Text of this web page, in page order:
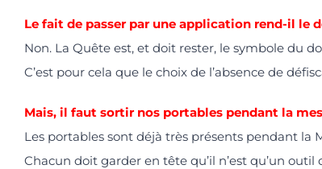
Le fait de passer par une application rend-il le
Non. La Quête est, et doit rester, le symbole du
C’est pour cela que le choix de l’absence de
Mais, il faut sortir nos portables pendant la
Les portables sont déjà très présents pendant la
Chacun doit garder en tête qu’il n’est qu’un